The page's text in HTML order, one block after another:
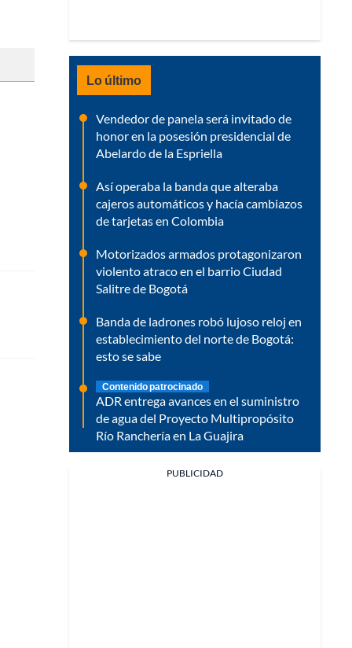
Lo último
Vendedor de panela será invitado de
honor en la posesión presidencial de
Abelardo de la Espriella
Así operaba la banda que alteraba
cajeros automáticos y hacía cambiazos
de tarjetas en Colombia
Motorizados armados protagonizaron
violento atraco en el barrio Ciudad
Salitre de Bogotá
Banda de ladrones robó lujoso reloj en
establecimiento del norte de Bogotá:
esto se sabe
Contenido patrocinado
ADR entrega avances en el suministro
de agua del Proyecto Multipropósito
Río Ranchería en La Guajira
PUBLICIDAD